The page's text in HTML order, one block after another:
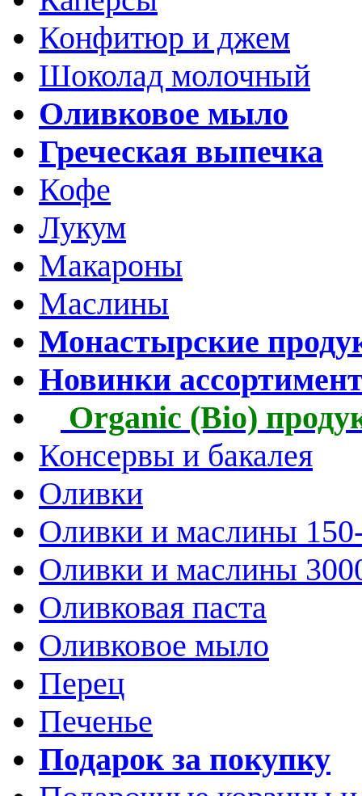
Конфитюр и джем
Шоколад молочный
Оливковое мыло
Греческая выпечка
Кофе
Лукум
Макароны
Маслины
Монастырские
Новинки
Organic (Bio)
Консервы и бакалея
Оливки
Оливки и маслины
Оливки и маслины
Оливковая паста
Оливковое мыло
Перец
Печенье
Подарок за покупку